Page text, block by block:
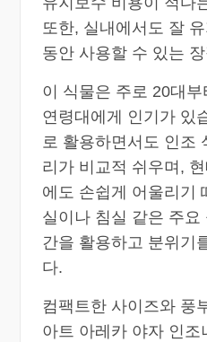
또한, 실내에서도 잘
동안 사용할 수 있는
이 식물은 주로 20대
연령대에게 인기가 있
로 활용하면서도 인조
리가 비교적 쉬우며,
에도 손쉽게 어울리기
실이나 침실 같은 주요
간을 활용하고 분위기
다.
컴팩트한 사이즈와 풍
아트 아레카 야자 인